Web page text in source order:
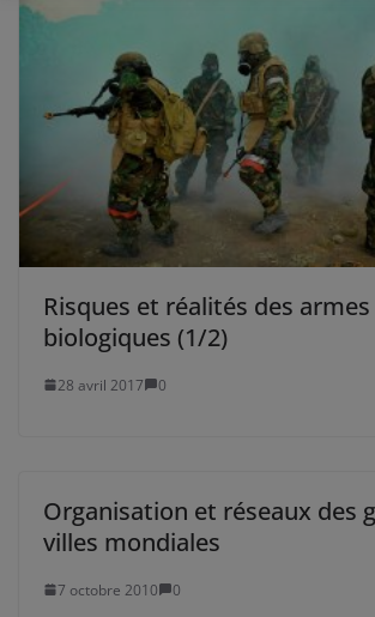
Risques et réalités des armes
biologiques (1/2)
28 avril 2017 0
Organisation et réseaux des
villes mondiales
7 octobre 2010 0